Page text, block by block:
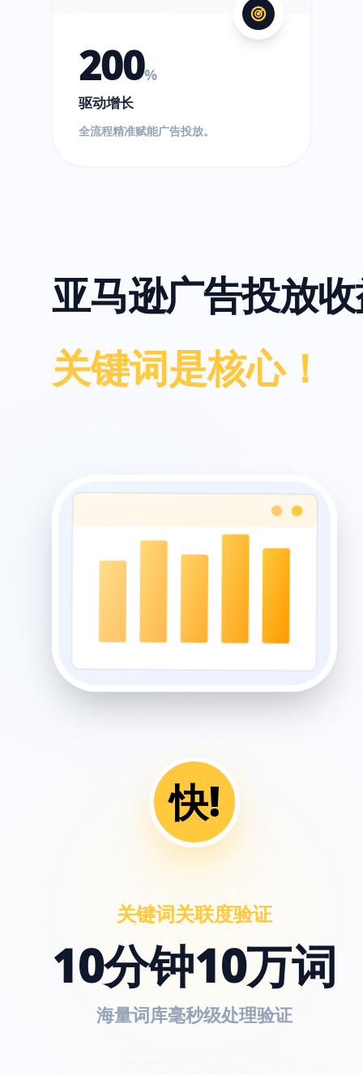
200%
驱动增长
全流程精准赋能广告投放。
亚马逊广告投放
关键词是核心！
快!
关键词关联度验证
10分钟10万词
海量词库毫秒级处理验证